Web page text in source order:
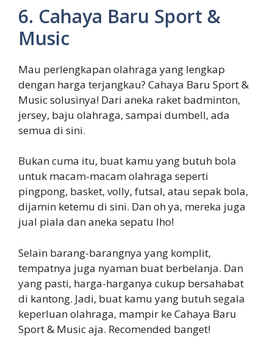
6. Cahaya Baru Sport &
Music
Mau perlengkapan olahraga yang lengkap
dengan harga terjangkau? Cahaya Baru Sport &
Music solusinya! Dari aneka raket badminton,
jersey, baju olahraga, sampai dumbell, ada
semua di sini.
Bukan cuma itu, buat kamu yang butuh bola
untuk macam-macam olahraga seperti
pingpong, basket, volly, futsal, atau sepak bola,
dijamin ketemu di sini. Dan oh ya, mereka juga
jual piala dan aneka sepatu lho!
Selain barang-barangnya yang komplit,
tempatnya juga nyaman buat berbelanja. Dan
yang pasti, harga-harganya cukup bersahabat
di kantong. Jadi, buat kamu yang butuh segala
keperluan olahraga, mampir ke Cahaya Baru
Sport & Music aja. Recomended banget!